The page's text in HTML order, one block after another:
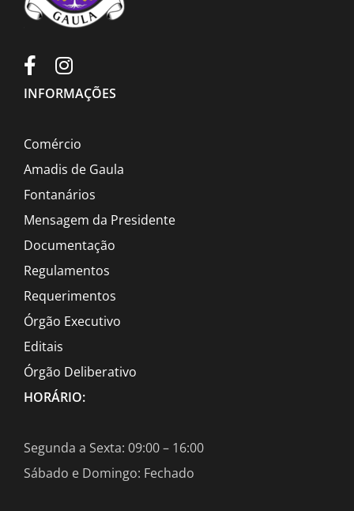
INFORMAÇÕES
Comércio
Amadis de Gaula
Fontanários
Mensagem da Presidente
Documentação
Regulamentos
Requerimentos
Órgão Executivo
Editais
Órgão Deliberativo
HORÁRIO:
Segunda a Sexta: 09:00 – 16:00
Sábado e Domingo: Fechado